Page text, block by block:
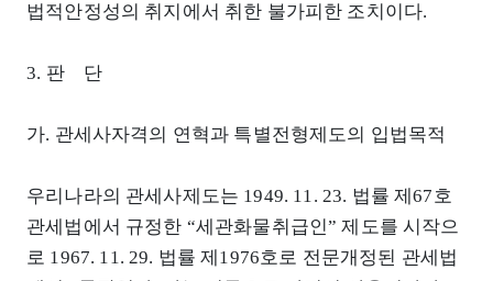
법적안정성의 취지에서 취한 불가피한 조치이다.
3. 판 단
가. 관세사자격의 연혁과 특별전형제도의 입법목적
우리나라의 관세사제도는 1949. 11. 23. 법률 제67호
관세법에서 규정한 “세관화물취급인” 제도를 시작으
로 1967. 11. 29. 법률 제1976호로 전문개정된 관세법